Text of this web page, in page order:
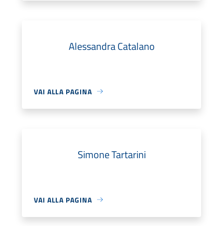
Alessandra Catalano
VAI ALLA PAGINA
Simone Tartarini
VAI ALLA PAGINA